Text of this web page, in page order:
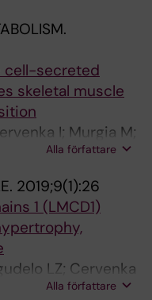
cell-secreted
skeletal muscle
I; Murgia M;
E; Dias JM;
JG; Ocana-
M; Haworth SM;
M; Mann
L;
Alla författare
2019;9(1):26
1 (LMCD1)
LZ; Cervenka
Palmertz M;
Alla författare